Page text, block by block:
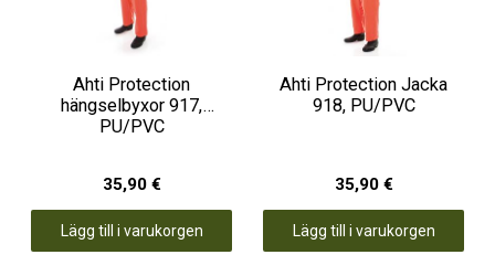
Ahti Protection
hängselbyxor 917,
PU/PVC
35,90 €
Lägg till i varukorgen
Ahti Protection Jacka
918, PU/PVC
35,90 €
Lägg till i varukorgen